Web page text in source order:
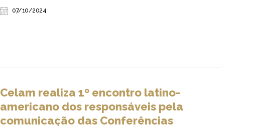
07/10/2024
Celam realiza 1º encontro latino-
americano dos responsáveis pela
comunicação das Conferências